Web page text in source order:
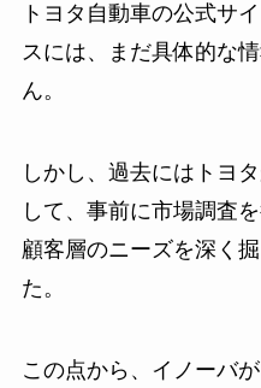
トヨタ自動車の公式サ
スには、まだ具体的な
ん。
しかし、過去にはトヨ
して、事前に市場調査
顧客層のニーズを深く
た。
この点から、イノーバ